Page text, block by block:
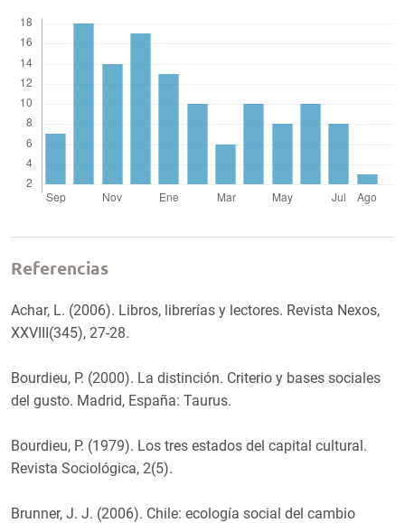
Referencias
Achar, L. (2006). Libros, librerías y lectores. Revista Nexos,
XXVIII(345), 27-28.
Bourdieu, P. (2000). La distinción. Criterio y bases sociales
del gusto. Madrid, España: Taurus.
Bourdieu, P. (1979). Los tres estados del capital cultural.
Revista Sociológica, 2(5).
Brunner, J. J. (2006). Chile: ecología social del cambio